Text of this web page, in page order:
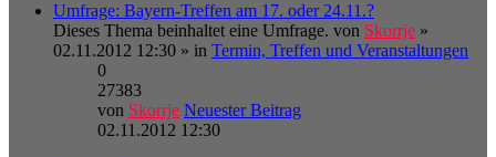
Umfrage: Bayern-Treffen am 17. oder 24.11.?
Dieses Thema beinhaltet eine Umfrage. von Skorrje »
02.11.2012 12:30 » in Termin, Treffen und Veranstaltungen
0
27383
von Skorrje Neuester Beitrag
02.11.2012 12:30